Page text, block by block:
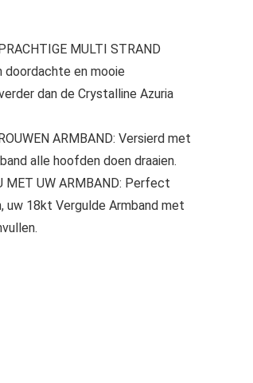
MULTI STRAND
doordachte en mooie
dan de Crystalline Azuria
ARMBAND: Versierd met
alle hoofden doen draaien.
MET UW ARMBAND: Perfect
uw 18kt Vergulde Armband met